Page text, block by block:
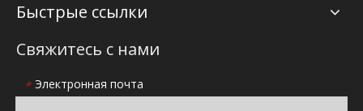
Быстрые ссылки
Свяжитесь с нами
* Электронная почта